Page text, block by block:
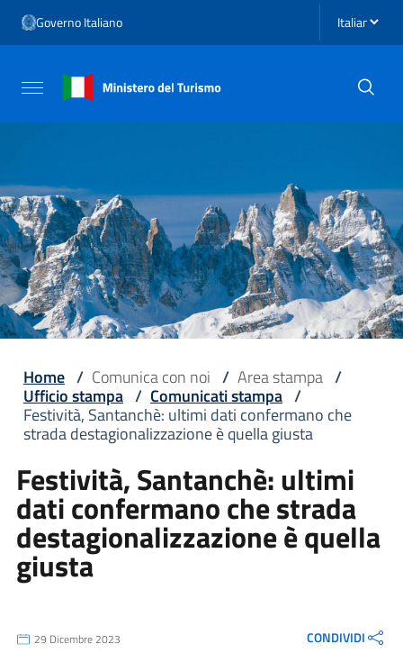
Vai al menu di navigazione
Vai al footer
Governo Italiano Seleziona
Attiva / disattiva la navigazione
Home / Comunica con noi / Area stampa /
Ufficio stampa / Comunicati stampa /
Festività, Santanchè: ultimi dati confermano che
strada destagionalizzazione è quella giusta
Festività, Santanchè: ultimi
dati confermano che strada
destagionalizzazione è quella
giusta
29 Dicembre 2023 CONDIVIDI